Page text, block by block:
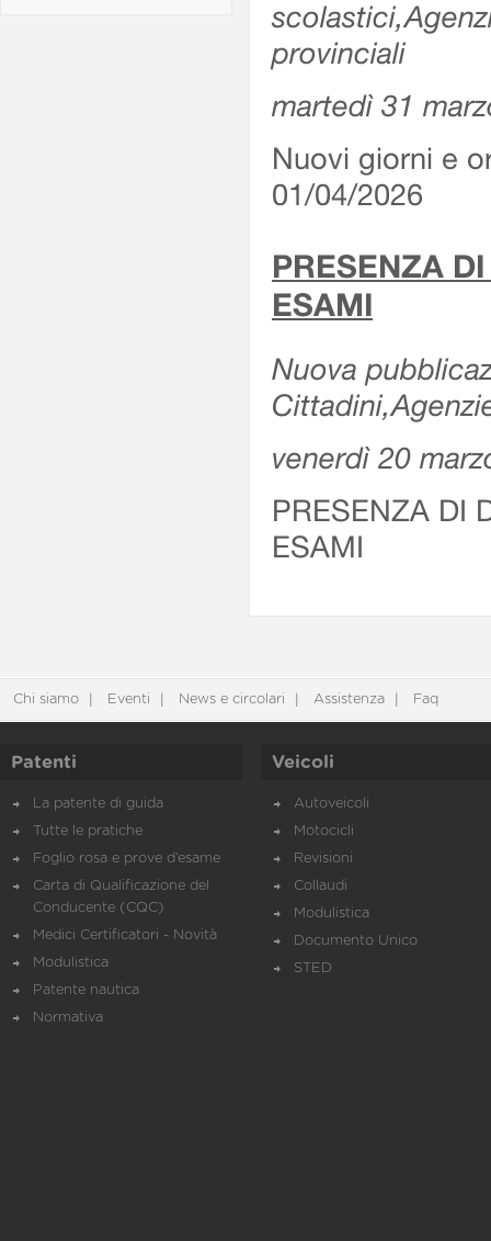
provinciali
martedì 31
Nuovi giorni e
01/04/2026
PRESENZA
ESAMI
Nuova
venerdì 20
PRESENZA DI
ESAMI
Chi siamo Eventi News e circolari Assistenza Faq
Patenti
La patente di guida
Tutte le pratiche
Foglio rosa e prove d’esame
Carta di Qualificazione del
Conducente (CQC)
Medici Certificatori - Novità
Modulistica
Patente nautica
Normativa
Veicoli
Autoveicoli
Motocicli
Revisioni
Collaudi
Modulistica
Documento Unico
STED